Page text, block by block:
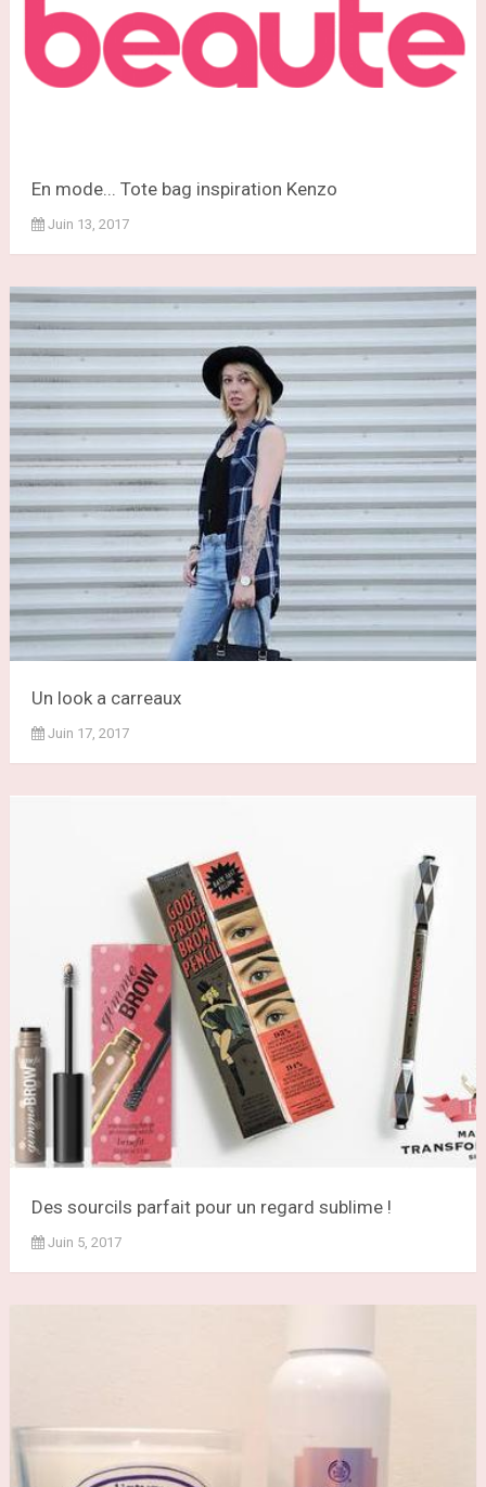
En mode... Tote bag inspiration Kenzo
Juin 13, 2017
Un look a carreaux
Juin 17, 2017
Des sourcils parfait pour un regard sublime !
Juin 5, 2017